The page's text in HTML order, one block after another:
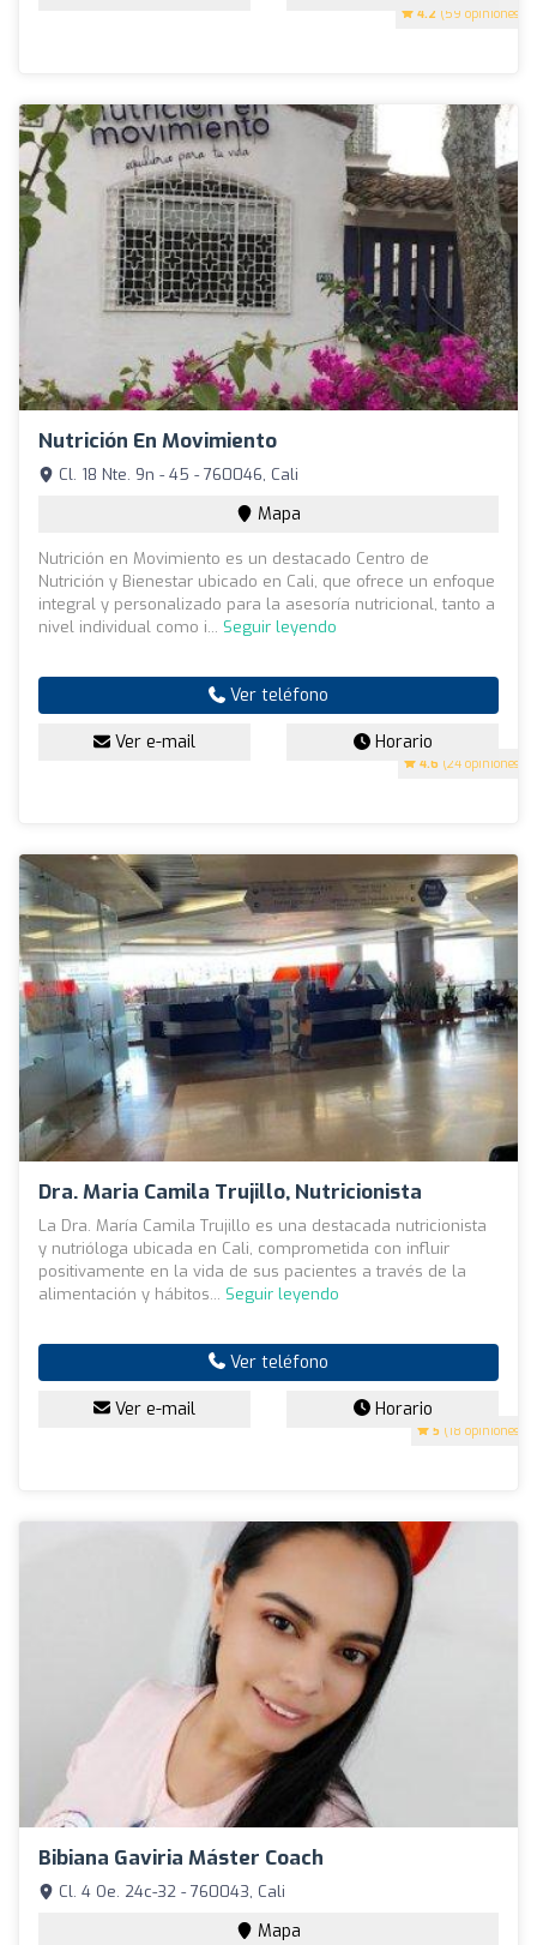
4.2 (59 opiniones)
Nutrición En Movimiento
4.6 (24 opiniones)
Cl. 18 Nte. 9n - 45 - 760046, Cali
Mapa
Nutrición en Movimiento es un destacado Centro de
Nutrición y Bienestar ubicado en Cali, que ofrece un enfoque
integral y personalizado para la asesoría nutricional, tanto a
nivel individual como i... Seguir leyendo
Ver teléfono
Ver e-mail Horario
Dra. Maria Camila Trujillo, Nutricionista
5 (18 opiniones)
La Dra. María Camila Trujillo es una destacada nutricionista
y nutrióloga ubicada en Cali, comprometida con influir
positivamente en la vida de sus pacientes a través de la
alimentación y hábitos... Seguir leyendo
Ver teléfono
Ver e-mail Horario
Bibiana Gaviria Máster Coach
Cl. 4 Oe. 24c-32 - 760043, Cali
Mapa